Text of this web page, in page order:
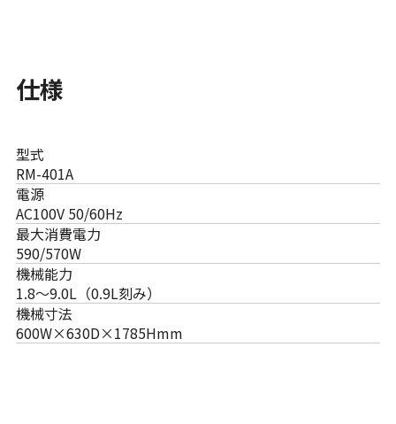
仕様
型式
RM-401A
電源
AC100V 50/60Hz
最大消費電力
590/570W
機械能力
1.8〜9.0L（0.9L刻み）
機械寸法
600W×630D×1785Hmm